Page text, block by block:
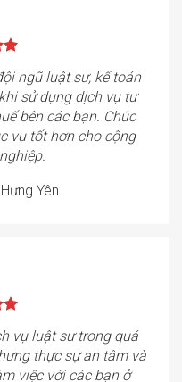
ngũ luật sư, kế toán
sử dụng dịch vụ tư
bên các bạn. Chúc
vụ tốt hơn cho cộng
Hưng Yên
vụ luật sư trong quá
thực sự an tâm và
việc với các bạn ở